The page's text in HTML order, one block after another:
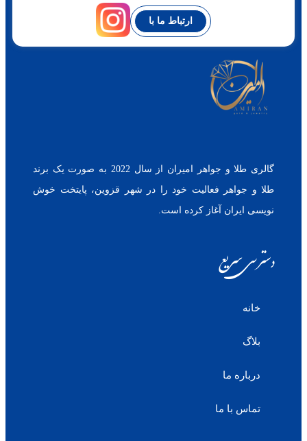
ارتباط ما با
گالری طلا و جواهر امیران از سال 2022 به صورت یک برند
طلا و جواهر فعالیت خود را در شهر قزوین، پایتخت خوش
نویسی ایران آغاز کرده است.
دسترسی سریع
خانه
بلاگ
درباره ما
تماس با ما